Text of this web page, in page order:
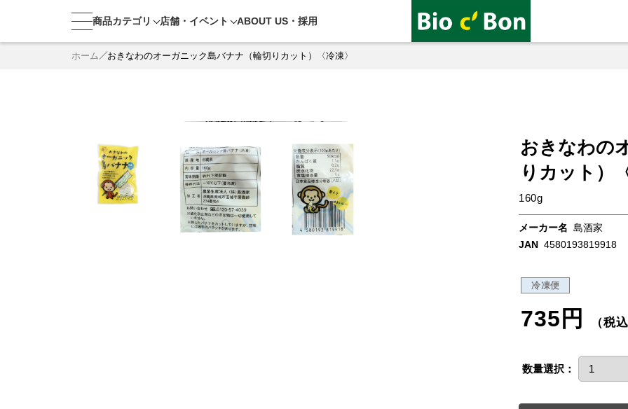
商品カテゴリ 店舗・ イベント ABOUT US・ 採用
ホーム おきなわのオーガニック島バナナ（輪切りカット）〈冷凍〉
おきなわの
りカット）
160g
メーカー名 島酒家
JAN 4580193819918
冷凍便
735円 （税
数量選択：